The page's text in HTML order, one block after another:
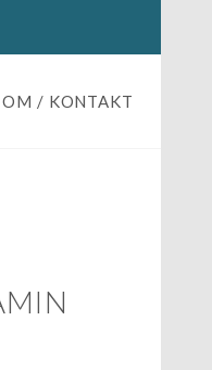
OM / KONTAKT